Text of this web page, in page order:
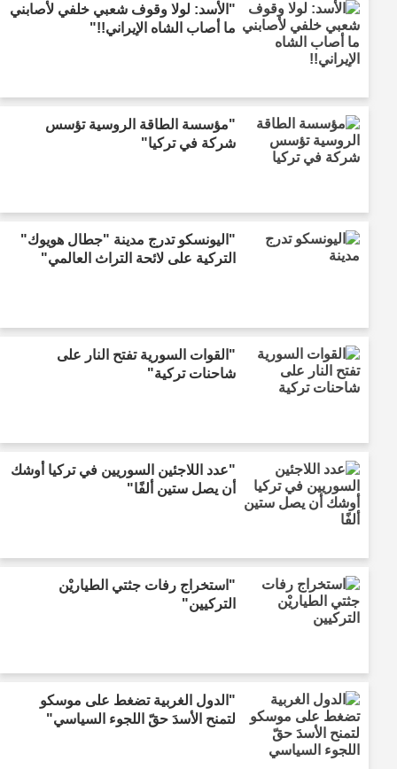
"الأسد: لولا وقوف شعبي خلفي لأصابني
ما أصاب الشاه الإيراني!!"
"مؤسسة الطاقة الروسية تؤسس
شركة في تركيا"
"اليونسكو تدرج مدينة "جطال هويوك"
التركية على لائحة التراث العالمي"
"القوات السورية تفتح النار على
شاحنات تركية"
"عدد اللاجئين السوريين في تركيا أوشك
أن يصل ستين ألفًا"
"استخراج رفات جثتي الطياريْن
التركيين"
"الدول الغربية تضغط على موسكو
لتمنح الأسدَ حقّ اللجوء السياسي"